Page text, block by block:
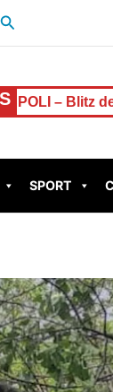
Cerca
in
SPORT